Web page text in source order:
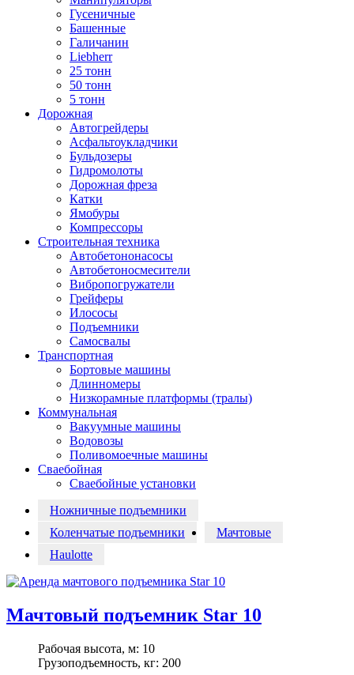
Гусеничные
Башенные
Галичанин
Liebherr
25 тонн
50 тонн
5 тонн
Дорожная
Автогрейдеры
Асфальтоукладчики
Бульдозеры
Гидромолоты
Дорожная фреза
Катки
Ямобуры
Компрессоры
Строительная техника
Автобетононасосы
Автобетоносмесители
Вибропогружатели
Грейферы
Илососы
Подъемники
Самосвалы
Транспортная
Бортовые машины
Длинномеры
Низкорамные платформы (тралы)
Коммунальная
Вакуумные машины
Водовозы
Поливомоечные машины
Сваебойная
Сваебойные установки
Ножничные подъемники
Коленчатые подъемники
Мачтовые
Haulotte
Мачтовый подъемник Star 10
Рабочая высота, м: 10
Грузоподъемность, кг: 200